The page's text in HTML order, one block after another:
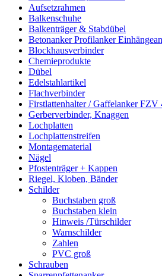
Aufsetzrahmen
Balkenschuhe
Balkenträger & Stabdübel
Betonanker Profilanker
Blockhausverbinder
Chemieprodukte
Dübel
Edelstahlartikel
Flachverbinder
Firstlattenhalter / Gaffelanker
Gerberverbinder, Knaggen
Lochplatten
Lochplattenstreifen
Montagematerial
Nägel
Pfostenträger + Kappen
Riegel, Kloben, Bänder
Schilder
Buchstaben groß
Buchstaben klein
Hinweis /Türschilder
Warnschilder
Zahlen
PVC groß
Schrauben